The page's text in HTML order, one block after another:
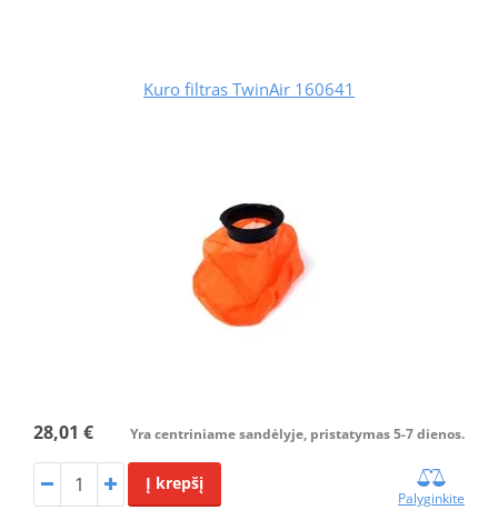
Kuro filtras TwinAir 160641
28,01 € Yra centriniame sandėlyje, pristatymas 5-7 dienos.
Į krepšį
Palyginkite